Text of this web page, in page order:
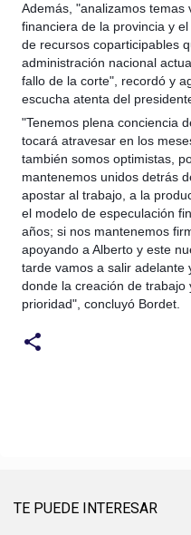
Además, "analizamos temas
financiera de la provincia y
de recursos coparticipables
administración nacional
fallo de la corte", recordó y
escucha atenta del
"Tenemos plena conciencia
tocará atravesar en los
también somos optimistas,
mantenemos unidos detrás
apostar al trabajo, a la
el modelo de especulación
años; si nos mantenemos
apoyando a Alberto y este
tarde vamos a salir
donde la creación de trabajo
prioridad", concluyó Bordet.
TE PUEDE INTERESAR